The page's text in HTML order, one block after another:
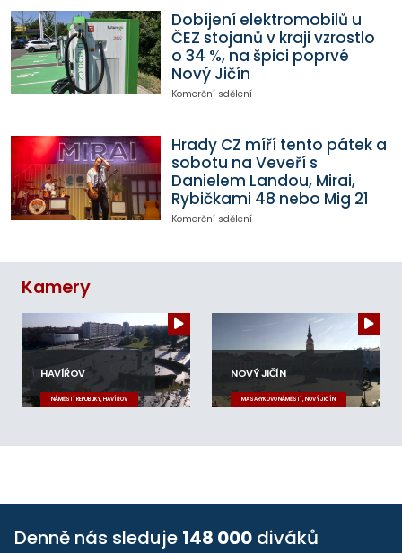
Dobíjení elektromobilů u
ČEZ stojanů v kraji vzrostlo
o 34 %, na špici poprvé
Nový Jičín
Komerční sdělení
Hrady CZ míří tento pátek a
sobotu na Veveří s
Danielem Landou, Mirai,
Rybičkami 48 nebo Mig 21
Komerční sdělení
Kamery
HAVÍŘOV
NÁMĚSTÍ REPUBLIKY, HAVÍŘOV
NOVÝ JIČÍN
MASARYKOVO NÁMĚSTÍ, NOVÝ JIČÍN
Denně nás sleduje 148 000 diváků